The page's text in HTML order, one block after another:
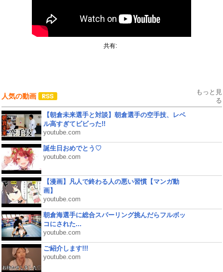
共有:
人気の動画
もっと見
る
【朝倉未来選手と対談】朝倉選手の空手技、レベ
ル高すぎてビビった!!
youtube.com
誕生日おめでとう♡
youtube.com
【漫画】凡人で終わる人の悪い習慣【マンガ動
画】
youtube.com
朝倉海選手に総合スパーリング挑んだらフルボッ
コにされた...
youtube.com
ご紹介します!!!
youtube.com